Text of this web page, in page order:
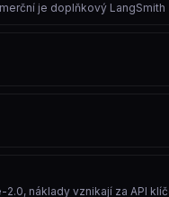
je doplňkový LangSmith
náklady vznikají za API